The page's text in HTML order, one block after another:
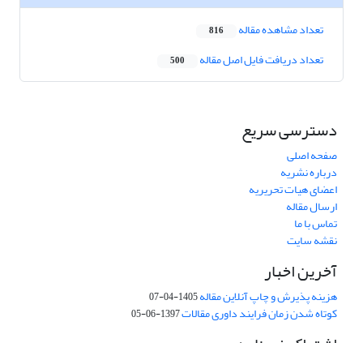
تعداد مشاهده مقاله 816
تعداد دریافت فایل اصل مقاله 500
دسترسی سریع
صفحه اصلی
درباره نشریه
اعضای هیات تحریریه
ارسال مقاله
تماس با ما
نقشه سایت
آخرین اخبار
هزینه پذیرش و چاپ آنلاین مقاله1405-04-07
کوتاه شدن زمان فرایند داوری مقالات1397-06-05